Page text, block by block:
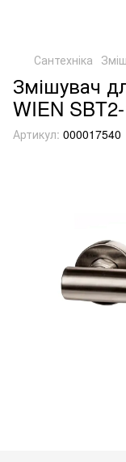
Сантехніка
Змішувач
WIEN
Артикул: 000017540